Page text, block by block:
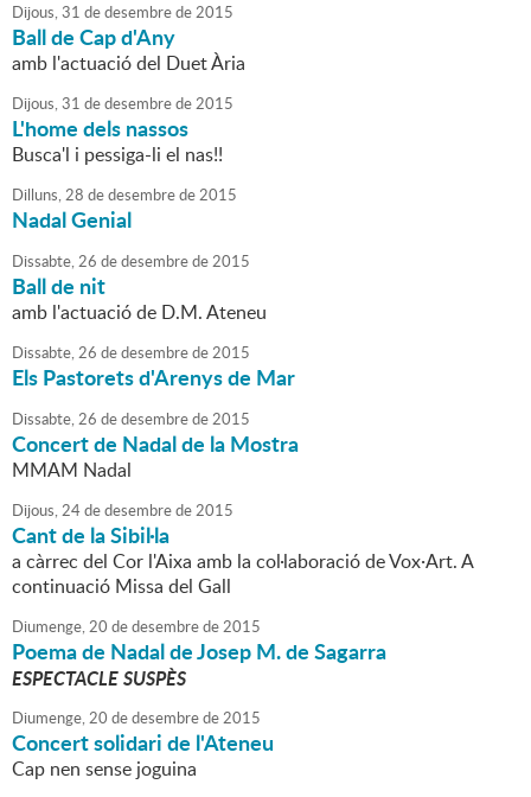
Dijous,31 dedesembrede2015
Ball de Cap d'Any
amb l'actuació del Duet Ària
Dijous,31 dedesembrede2015
L'home dels nassos
Busca'l i pessiga-li el nas!!
Dilluns,28 dedesembrede2015
Nadal Genial
Dissabte,26 dedesembrede2015
Ball de nit
amb l'actuació de D.M. Ateneu
Dissabte,26 dedesembrede2015
Els Pastorets d'Arenys de Mar
Dissabte,26 dedesembrede2015
Concert de Nadal de la Mostra
MMAM Nadal
Dijous,24dedesembrede2015
Cant de la Sibil·la
a càrrec del Cor l'Aixa amb la col·laboració de Vox·Art. A
continuació Missa del Gall
Diumenge,20 dedesembrede2015
Poema de Nadal de Josep M. de Sagarra
ESPECTACLE SUSPÈS
Diumenge,20 dedesembrede2015
Concert solidari de l'Ateneu
Cap nen sense joguina